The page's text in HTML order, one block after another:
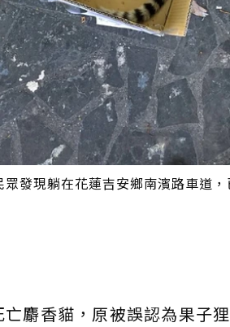
發現躺在花蓮吉安鄉南濱路車道
麝香貓，原被誤認為果子